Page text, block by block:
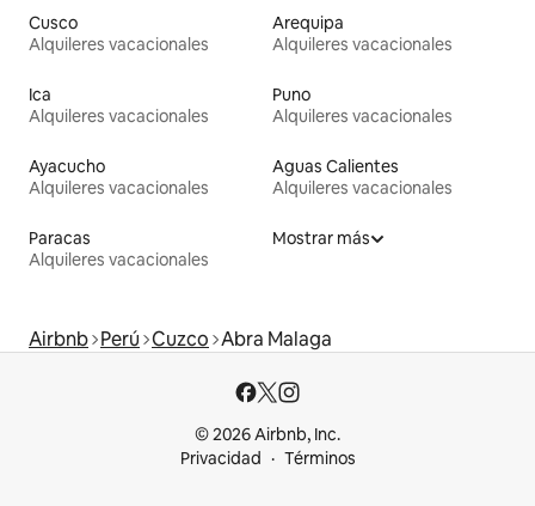
Cusco
Alquileres vacacionales
Arequipa
Alquileres vacacionales
Ica
Alquileres vacacionales
Puno
Alquileres vacacionales
Ayacucho
Alquileres vacacionales
Aguas Calientes
Alquileres vacacionales
Paracas
Alquileres vacacionales
Mostrar más
Airbnb Perú Cuzco Abra Malaga
© 2026 Airbnb, Inc.
Privacidad
Términos